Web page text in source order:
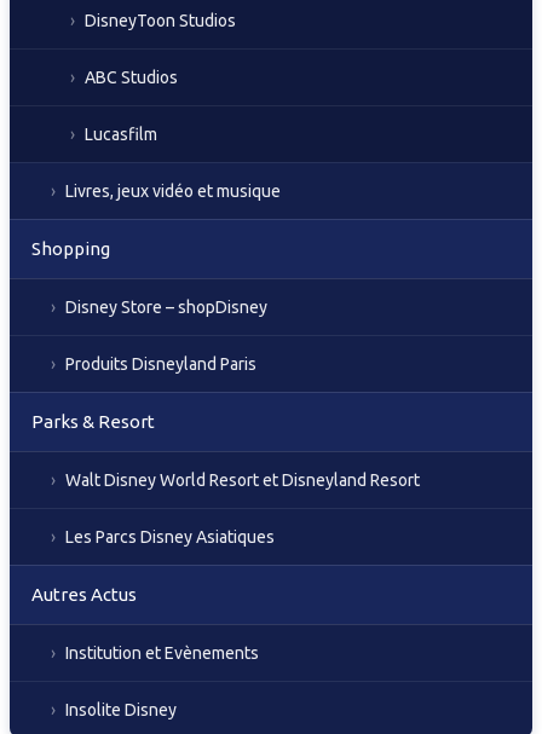
DisneyToon Studios
ABC Studios
Lucasfilm
Livres, jeux vidéo et musique
Shopping
Disney Store – shopDisney
Produits Disneyland Paris
Parks & Resort
Walt Disney World Resort et Disneyland Resort
Les Parcs Disney Asiatiques
Autres Actus
Institution et Evènements
Insolite Disney